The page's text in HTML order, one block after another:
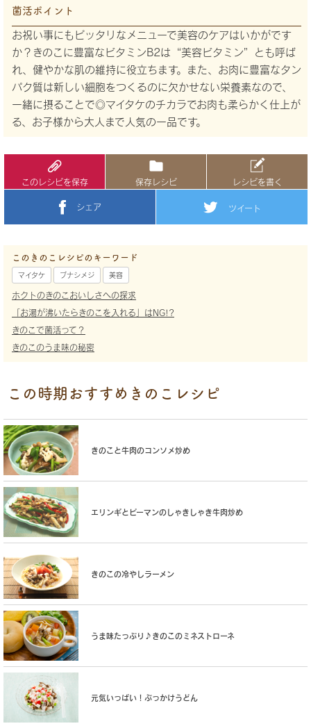
菌活ポイント
お祝い事にもピッタリなメニューで美容のケアはいかがです
か？きのこに豊富なビタミンB2は“美容ビタミン”とも呼ば
れ、健やかな肌の維持に役立ちます。また、お肉に豊富なタン
パク質は新しい細胞をつくるのに欠かせない栄養素なので、
一緒に摂ることで◎マイタケのチカラでお肉も柔らかく仕上が
る、お子様から大人まで人気の一品です。
このレシピを保存 保存レシピ レシピを書く
シェア ツイート
このきのこレシピのキーワード
マイタケ ブナシメジ 美容
ホクトのきのこおいしさへの探求
「お湯が沸いたらきのこを入れる」はNG!?
きのこで菌活って？
きのこのうま味の秘密
この時期おすすめきのこレシピ
きのこと牛肉のコンソメ炒め
エリンギとピーマンのしゃきしゃき牛肉炒め
きのこの冷やしラーメン
うま味たっぷり♪きのこのミネストローネ
元気いっぱい！ぶっかけうどん